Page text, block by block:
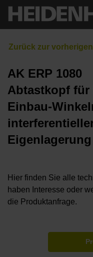
AK ERP 1080
Abtastkopf für
Einbau-
Eigenlagerung
Hier finden Sie alle
haben Interesse oder
die Produktanfrage.